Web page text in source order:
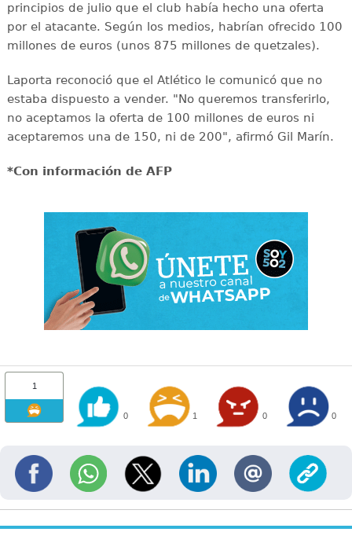
principios de julio que el club había hecho una oferta
por el atacante. Según los medios, habrían ofrecido 100
millones de euros (unos 875 millones de quetzales).
Laporta reconoció que el Atlético le comunicó que no
estaba dispuesto a vender. "No queremos transferirlo,
no aceptamos la oferta de 100 millones de euros ni
aceptaremos una de 150, ni de 200", afirmó Gil Marín.
*Con información de AFP
1
0 1 0 0